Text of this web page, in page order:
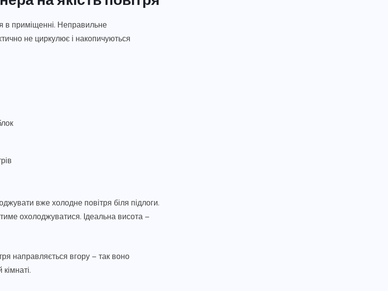
в приміщенні. Неправильне
не циркулює і накопичуються
вже холодне повітря біля підлоги.
охолоджуватися. Ідеальна висота –
направляється вгору – так воно